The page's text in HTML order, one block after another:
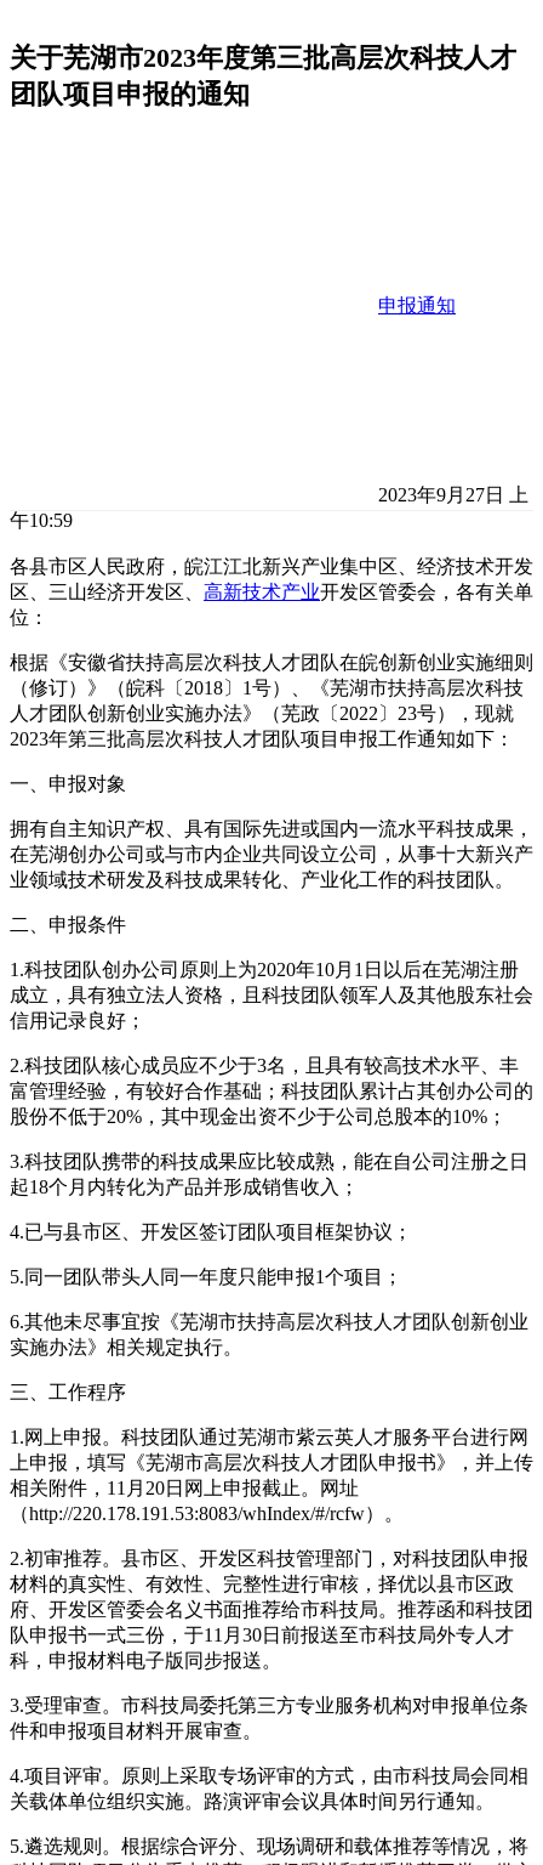
关于芜湖市2023年度第三批高层次科技人才
团队项目申报的通知
申报通知
2023年9月27日 上
午10:59
各县市区人民政府，皖江江北新兴产业集中区、经济技术开发
区、三山经济开发区、 高新技术产业开发区管委会，各有关单
位：
根据《安徽省扶持高层次科技人才团队在皖创新创业实施细则
（修订）》（皖科〔2018〕1号）、《芜湖市扶持高层次科技
人才团队创新创业实施办法》（芜政〔2022〕23号），现就
2023年第三批高层次科技人才团队项目申报工作通知如下：
一、申报对象
拥有自主知识产权、具有国际先进或国内一流水平科技成果，
在芜湖创办公司或与市内企业共同设立公司，从事十大新兴产
业领域技术研发及科技成果转化、产业化工作的科技团队。
二、申报条件
1.科技团队创办公司原则上为2020年10月1日以后在芜湖注册
成立，具有独立法人资格，且科技团队领军人及其他股东社会
信用记录良好；
2.科技团队核心成员应不少于3名，且具有较高技术水平、丰
富管理经验，有较好合作基础；科技团队累计占其创办公司的
股份不低于20%，其中现金出资不少于公司总股本的10%；
3.科技团队携带的科技成果应比较成熟，能在自公司注册之日
起18个月内转化为产品并形成销售收入；
4.已与县市区、开发区签订团队项目框架协议；
5.同一团队带头人同一年度只能申报1个项目；
6.其他未尽事宜按《芜湖市扶持高层次科技人才团队创新创业
实施办法》相关规定执行。
三、工作程序
1.网上申报。科技团队通过芜湖市紫云英人才服务平台进行网
上申报，填写《芜湖市高层次科技人才团队申报书》，并上传
相关附件，11月20日网上申报截止。网址
（http://220.178.191.53:8083/whIndex/#/rcfw）。
2.初审推荐。县市区、开发区科技管理部门，对科技团队申报
材料的真实性、有效性、完整性进行审核，择优以县市区政
府、开发区管委会名义书面推荐给市科技局。推荐函和科技团
队申报书一式三份，于11月30日前报送至市科技局外专人才
科，申报材料电子版同步报送。
3.受理审查。市科技局委托第三方专业服务机构对申报单位条
件和申报项目材料开展审查。
4.项目评审。原则上采取专场评审的方式，由市科技局会同相
关载体单位组织实施。路演评审会议具体时间另行通知。
5.遴选规则。根据综合评分、现场调研和载体推荐等情况，将